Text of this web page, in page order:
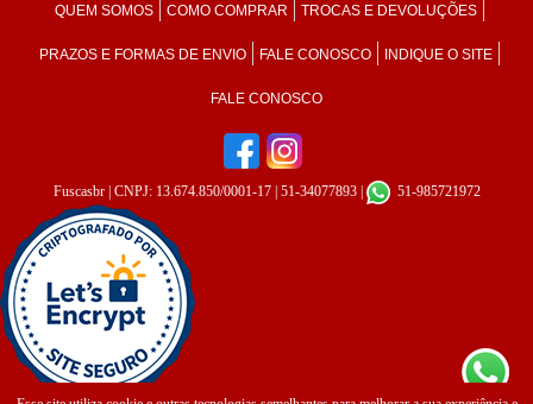
QUEM SOMOS COMO COMPRAR TROCAS E DEVOLUÇÕES
PRAZOS E FORMAS DE ENVIO FALE CONOSCO INDIQUE O SITE
FALE CONOSCO
Fuscasbr| CNPJ: 13.674.850/0001-17 | 51-34077893 | 51-985721972